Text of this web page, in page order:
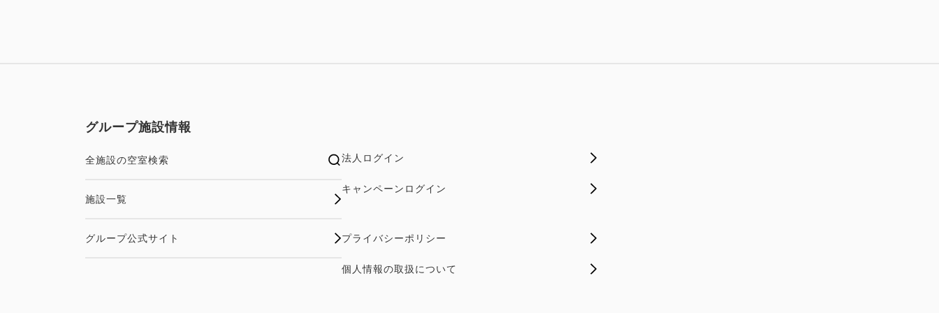
グループ施設情報
全施設の空室検索
施設一覧
グループ公式サイト
法人ログイン
キャンペーンログイン
プライバシーポリシー
個人情報の取扱について